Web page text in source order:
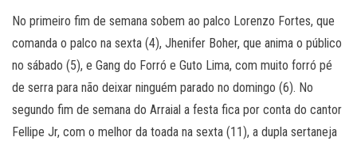
No primeiro fim de semana sobem ao palco Lorenzo Fortes, que
comanda o palco na sexta (4), Jhenifer Boher, que anima o público
no sábado (5), e Gang do Forró e Guto Lima, com muito forró pé
de serra para não deixar ninguém parado no domingo (6). No
segundo fim de semana do Arraial a festa fica por conta do cantor
Fellipe Jr, com o melhor da toada na sexta (11), a dupla sertaneja